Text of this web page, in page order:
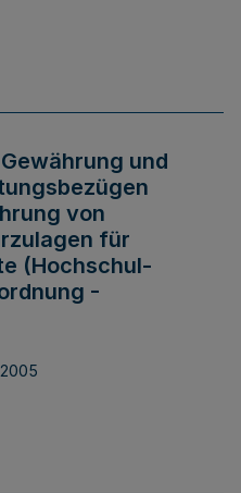
und
von
für
(Hochschul-
-